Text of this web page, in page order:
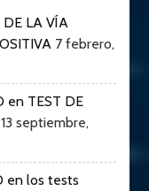
DE LA VÍA
7 febrero,
en TEST DE
13 septiembre,
en los tests